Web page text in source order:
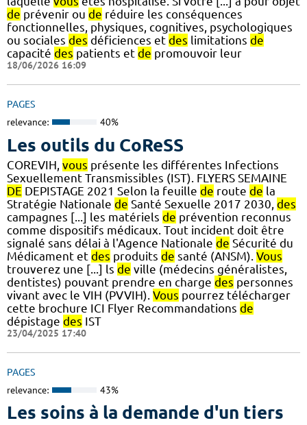
de prévenir ou de réduire les conséquences
fonctionnelles, physiques, cognitives, psychologiques
ou sociales des déficiences et des limitations de
capacité des patients et de promouvoir leur
18/06/2026 16:09
PAGES
relevance: 40%
Les outils du CoReSS
COREVIH, vous présente les différentes Infections
Sexuellement Transmissibles (IST). FLYERS SEMAINE
DE DEPISTAGE 2021 Selon la feuille de route de la
Stratégie Nationale de Santé Sexuelle 2017 2030, des
campagnes [...] les matériels de prévention reconnus
comme dispositifs médicaux. Tout incident doit être
signalé sans délai à l'Agence Nationale de Sécurité du
Médicament et des produits de santé (ANSM). Vous
trouverez une [...] ls de ville (médecins généralistes,
dentistes) pouvant prendre en charge des personnes
vivant avec le VIH (PVVIH). Vous pourrez télécharger
cette brochure ICI Flyer Recommandations de
dépistage des IST
23/04/2025 17:40
PAGES
relevance: 43%
Les soins à la demande d'un tiers